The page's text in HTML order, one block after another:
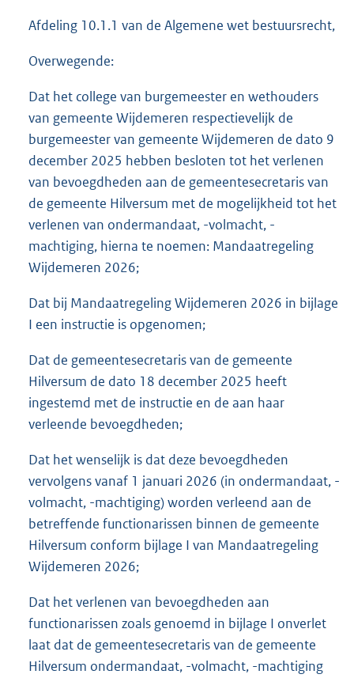
Afdeling 10.1.1 van de Algemene wet bestuursrecht,
Overwegende:
Dat het college van burgemeester en wethouders
van gemeente Wijdemeren respectievelijk de
burgemeester van gemeente Wijdemeren de dato 9
december 2025 hebben besloten tot het verlenen
van bevoegdheden aan de gemeentesecretaris van
de gemeente Hilversum met de mogelijkheid tot het
verlenen van ondermandaat, -volmacht, -
machtiging, hierna te noemen: Mandaatregeling
Wijdemeren 2026;
Dat bij Mandaatregeling Wijdemeren 2026 in bijlage
I een instructie is opgenomen;
Dat de gemeentesecretaris van de gemeente
Hilversum de dato 18 december 2025 heeft
ingestemd met de instructie en de aan haar
verleende bevoegdheden;
Dat het wenselijk is dat deze bevoegdheden
vervolgens vanaf 1 januari 2026 (in ondermandaat, -
volmacht, -machtiging) worden verleend aan de
betreffende functionarissen binnen de gemeente
Hilversum conform bijlage I van Mandaatregeling
Wijdemeren 2026;
Dat het verlenen van bevoegdheden aan
functionarissen zoals genoemd in bijlage I onverlet
laat dat de gemeentesecretaris van de gemeente
Hilversum ondermandaat, -volmacht, -machtiging